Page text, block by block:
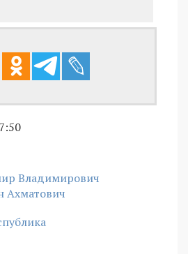
Владимирович
Ахматович